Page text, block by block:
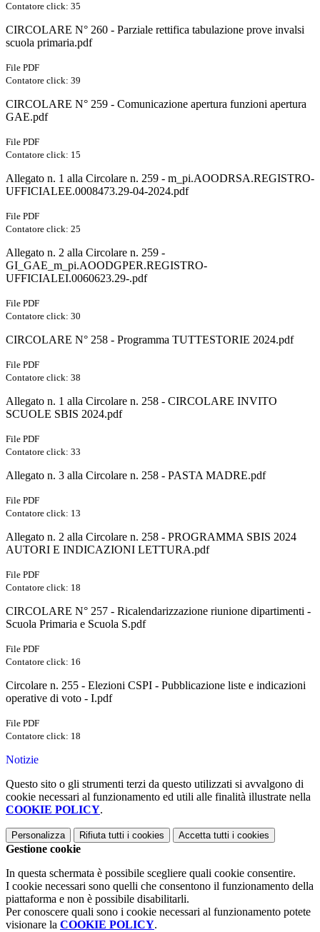
Contatore click: 35
CIRCOLARE N° 260 - Parziale rettifica tabulazione prove invalsi
scuola primaria.pdf
File PDF
Contatore click: 39
CIRCOLARE N° 259 - Comunicazione apertura funzioni apertura
GAE.pdf
File PDF
Contatore click: 15
Allegato n. 1 alla Circolare n. 259 - m_pi.AOODRSA.REGISTRO-
UFFICIALEE.0008473.29-04-2024.pdf
File PDF
Contatore click: 25
Allegato n. 2 alla Circolare n. 259 -
GI_GAE_m_pi.AOODGPER.REGISTRO-
UFFICIALEI.0060623.29-.pdf
File PDF
Contatore click: 30
CIRCOLARE N° 258 - Programma TUTTESTORIE 2024.pdf
File PDF
Contatore click: 38
Allegato n. 1 alla Circolare n. 258 - CIRCOLARE INVITO
SCUOLE SBIS 2024.pdf
File PDF
Contatore click: 33
Allegato n. 3 alla Circolare n. 258 - PASTA MADRE.pdf
File PDF
Contatore click: 13
Allegato n. 2 alla Circolare n. 258 - PROGRAMMA SBIS 2024
AUTORI E INDICAZIONI LETTURA.pdf
File PDF
Contatore click: 18
CIRCOLARE N° 257 - Ricalendarizzazione riunione dipartimenti -
Scuola Primaria e Scuola S.pdf
File PDF
Contatore click: 16
Circolare n. 255 - Elezioni CSPI - Pubblicazione liste e indicazioni
operative di voto - I.pdf
File PDF
Contatore click: 18
Notizie
Questo sito o gli strumenti terzi da questo utilizzati si avvalgono di
cookie necessari al funzionamento ed utili alle finalità illustrate nella
COOKIE POLICY.
Personalizza Rifiuta tutti i cookies Accetta tutti i cookies
Gestione cookie
In questa schermata è possibile scegliere quali cookie consentire.
I cookie necessari sono quelli che consentono il funzionamento della
piattaforma e non è possibile disabilitarli.
Per conoscere quali sono i cookie necessari al funzionamento potete
visionare la COOKIE POLICY.